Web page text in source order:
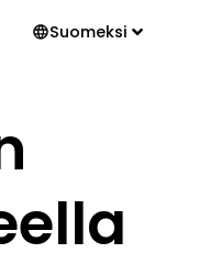
Suomeksi